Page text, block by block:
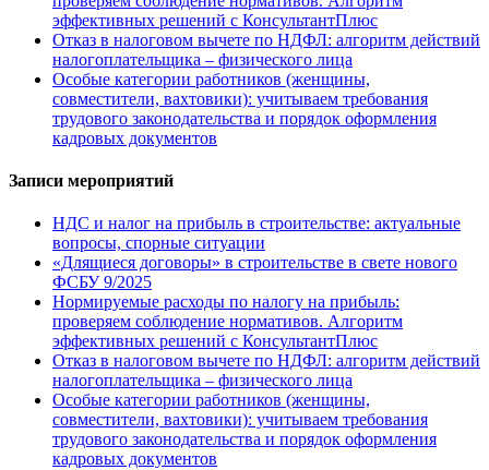
эффективных решений с КонсультантПлюс
Отказ в налоговом вычете по НДФЛ: алгоритм действий
налогоплательщика – физического лица
Особые категории работников (женщины,
совместители, вахтовики): учитываем требования
трудового законодательства и порядок оформления
кадровых документов
Записи мероприятий
НДС и налог на прибыль в строительстве: актуальные
вопросы, спорные ситуации
«Длящиеся договоры» в строительстве в свете нового
ФСБУ 9/2025
Нормируемые расходы по налогу на прибыль:
проверяем соблюдение нормативов. Алгоритм
эффективных решений с КонсультантПлюс
Отказ в налоговом вычете по НДФЛ: алгоритм действий
налогоплательщика – физического лица
Особые категории работников (женщины,
совместители, вахтовики): учитываем требования
трудового законодательства и порядок оформления
кадровых документов